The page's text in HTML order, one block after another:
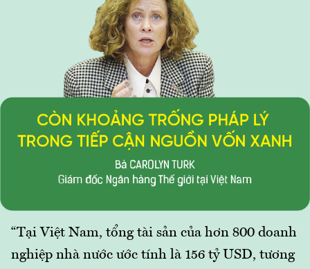
“Tại Việt Nam, tổng tài sản của hơn 800 doanh
nghiệp nhà nước ước tính là 156 tỷ USD, tương